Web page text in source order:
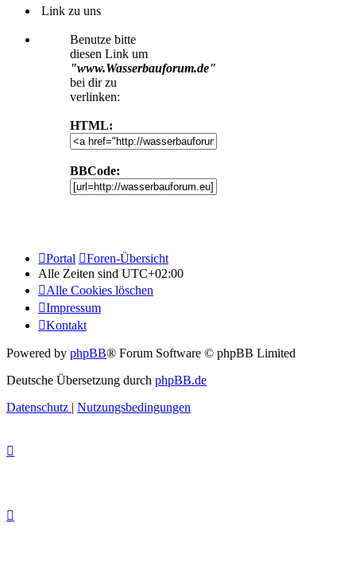
Link zu uns
Benutze bitte
diesen Link um
"www.Wasserbauforum.de"
bei dir zu
verlinken:
HTML:
BBCode:
Portal
Foren-Übersicht
Alle Zeiten sind UTC+02:00
Alle Cookies löschen
Impressum
Kontakt
Powered by phpBB® Forum Software © phpBB Limited
Deutsche Übersetzung durch phpBB.de
Datenschutz | Nutzungsbedingungen